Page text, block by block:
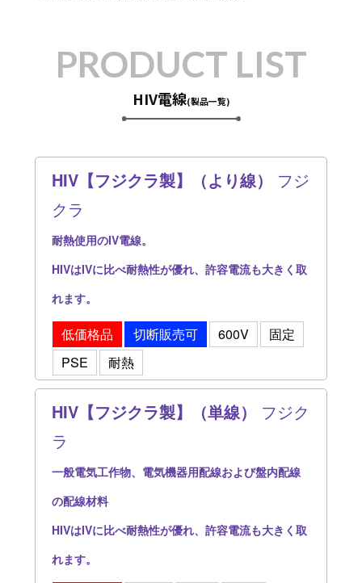
PRODUCT LIST
HIV電線(製品一覧)
HIV【フジクラ製】（より線） フジ
クラ
耐熱使用のIV電線。
HIVはIVに比べ耐熱性が優れ、許容電流も大きく取
れます。
低価格品 切断販売可 600V
固定
PSE
耐熱
HIV【フジクラ製】（単線） フジク
ラ
一般電気工作物、電気機器用配線および盤内配線
の配線材料
HIVはIVに比べ耐熱性が優れ、許容電流も大きく取
れます。